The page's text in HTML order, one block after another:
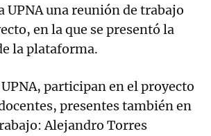
UPNA una reunión de trabajo
en la que se presentó la
la plataforma.
participan en el proyecto
presentes también en
Alejandro Torres